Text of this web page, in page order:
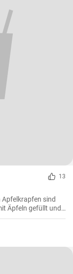
13
Apfelkrapfen sind
Äpfeln gefüllt und
gewälzt und frisch